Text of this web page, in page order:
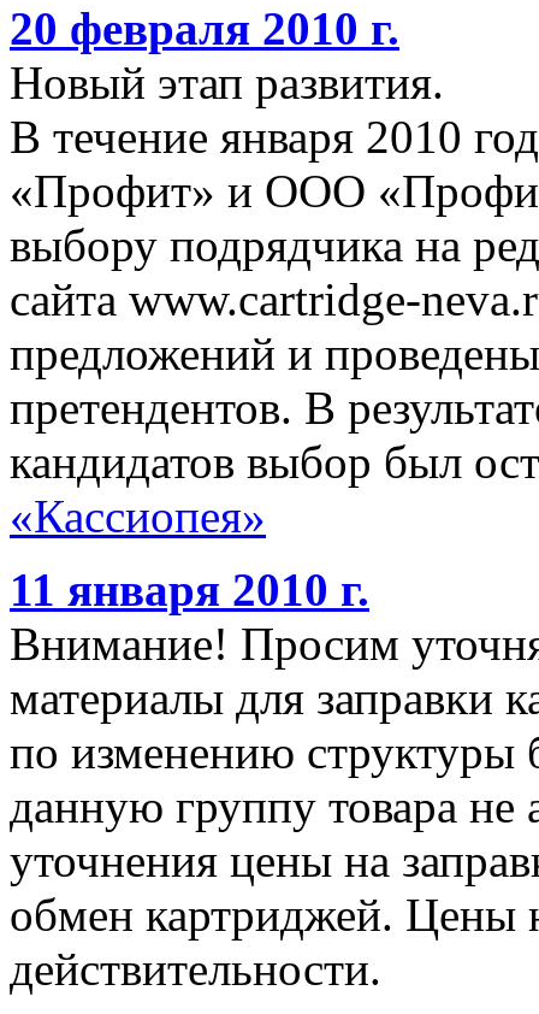
20 февраля 2010 г.
Новый этап развития.
В течение января 2010
«Профит» и ООО
выбору подрядчика на
сайта www.cartridge-
предложений и
претендентов. В
кандидатов выбор был
«Кассиопея»
11 января 2010 г.
Внимание! Просим
материалы для заправки
по изменению структуры
данную группу товара не
уточнения цены на
обмен картриджей. Цены
действительности.